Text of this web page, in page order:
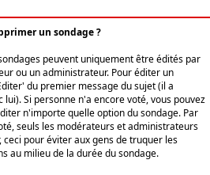
un sondage ?
peuvent uniquement être édités par
ou un administrateur. Pour éditer un
du premier message du sujet (il a
Si personne n'a encore voté, vous pouvez
n'importe quelle option du sondage. Par
seuls les modérateurs et administrateurs
pour éviter aux gens de truquer les
au milieu de la durée du sondage.